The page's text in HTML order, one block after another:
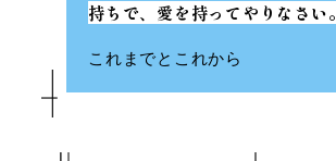
お問い合わせ
持ちで、愛を持ってやりなさい。
これまでとこれから